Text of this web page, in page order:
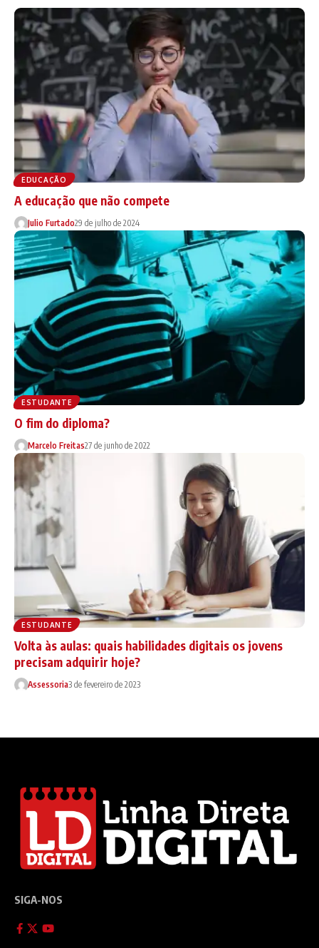
EDUCAÇÃO
A educação que não compete
Julio Furtado29 de julho de 2024
ESTUDANTE
O fim do diploma?
Marcelo Freitas27 de junho de 2022
ESTUDANTE
Volta às aulas: quais habilidades digitais os jovens
precisam adquirir hoje?
Assessoria3 de fevereiro de 2023
SIGA-NOS